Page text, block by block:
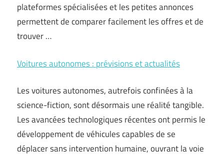
plateformes spécialisées et les petites annonces
permettent de comparer facilement les offres et de
trouver …
Voitures autonomes : prévisions et actualités
Les voitures autonomes, autrefois confinées à la
science-fiction, sont désormais une réalité tangible.
Les avancées technologiques récentes ont permis le
développement de véhicules capables de se
déplacer sans intervention humaine, ouvrant la voie